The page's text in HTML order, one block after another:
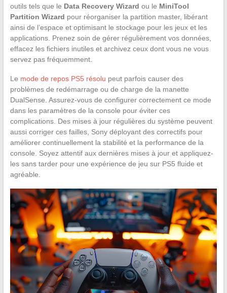
outils tels que le Data Recovery Wizard ou le MiniTool
Partition Wizard pour réorganiser la partition master, libérant
ainsi de l’espace et optimisant le stockage pour les jeux et les
applications. Prenez soin de gérer régulièrement vos données,
effacez les fichiers inutiles et archivez ceux dont vous ne vous
servez pas fréquemment.
Le mode de repos PS5 résolu peut parfois causer des
problèmes de redémarrage ou de charge de la manette
DualSense. Assurez-vous de configurer correctement ce mode
dans les paramètres de la console pour éviter ces
complications. Des mises à jour régulières du système peuvent
aussi corriger ces failles, Sony déployant des correctifs pour
améliorer continuellement la stabilité et la performance de la
console. Soyez attentif aux dernières mises à jour et appliquez-
les sans tarder pour une expérience de jeu sur PS5 fluide et
agréable.